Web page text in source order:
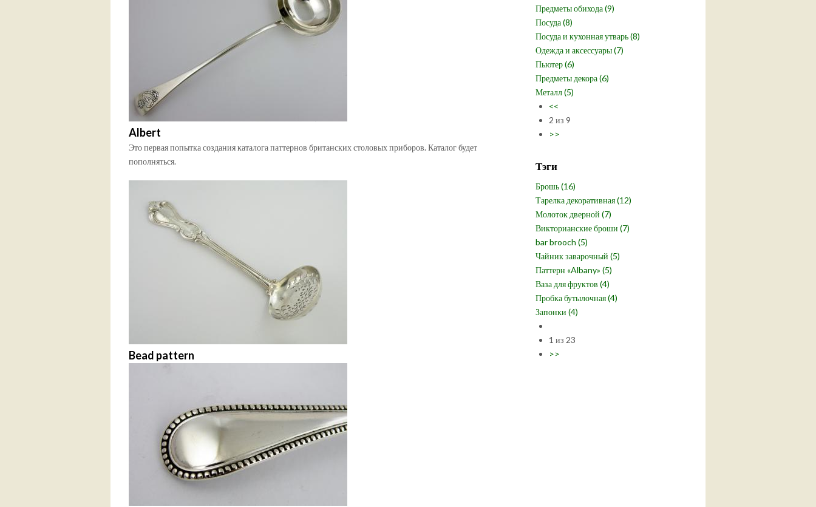
Albert
Это первая попытка создания каталога паттернов британских столовых приборов. Каталог будет
пополняться.
Bead pattern
Предметы обихода (9)
Посуда (8)
Посуда и кухонная утварь (8)
Одежда и аксессуары (7)
Пьютер (6)
Предметы декора (6)
Металл (5)
<<
2 из 9
>>
Тэги
Брошь (16)
Тарелка декоративная (12)
Молоток дверной (7)
Викторианские броши (7)
bar brooch (5)
Чайник заварочный (5)
Паттерн «Albany» (5)
Ваза для фруктов (4)
Пробка бутылочная (4)
Запонки (4)
1 из 23
>>